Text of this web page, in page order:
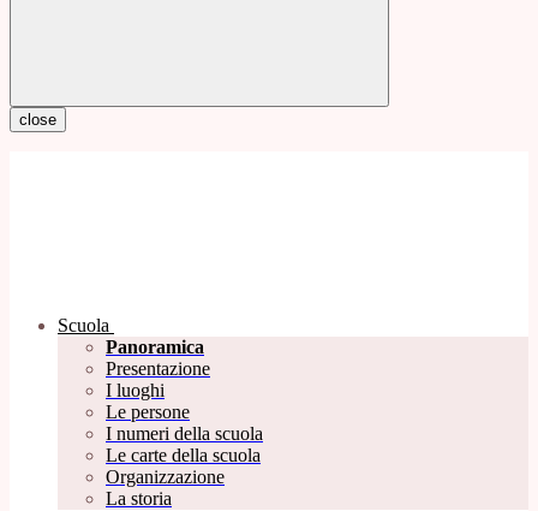
close
Scuola
Panoramica
Presentazione
I luoghi
Le persone
I numeri della scuola
Le carte della scuola
Organizzazione
La storia